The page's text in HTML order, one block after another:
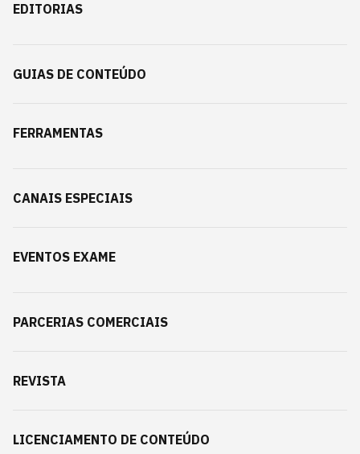
EDITORIAS
GUIAS DE CONTEÚDO
FERRAMENTAS
CANAIS ESPECIAIS
EVENTOS EXAME
PARCERIAS COMERCIAIS
REVISTA
LICENCIAMENTO DE CONTEÚDO